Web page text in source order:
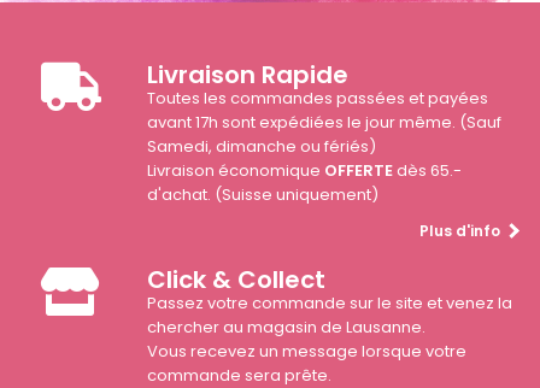
Livraison Rapide
Toutes les commandes passées et payées
avant 17h sont expédiées le jour même. (Sauf
Samedi, dimanche ou fériés)
Livraison économique OFFERTEdès 65.-
d'achat. (Suisse uniquement)
Plus d'info
Click & Collect
Passez votre commande sur le site et venez la
chercher au magasin de Lausanne.
Vous recevez un message lorsque votre
commande sera prête.